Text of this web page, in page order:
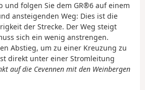
und folgen Sie dem GR®6 auf einem
ansteigenden Weg: Dies ist die
der Strecke. Der Weg steigt
sich ein wenig anstrengen.
Abstieg, um zu einer Kreuzung zu
direkt unter einer Stromleitung
auf die Cevennen mit den Weinbergen